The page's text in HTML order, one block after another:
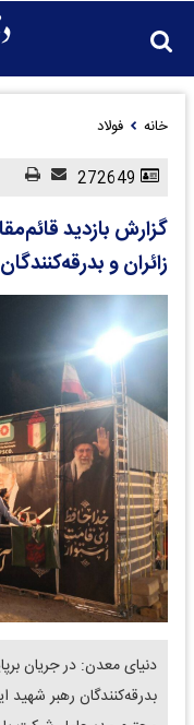
خانه فولاد
گزارش بازدید
زائران و
دنیای معدن: در جریان
بدرقه‌کنندگان رهبر شهید